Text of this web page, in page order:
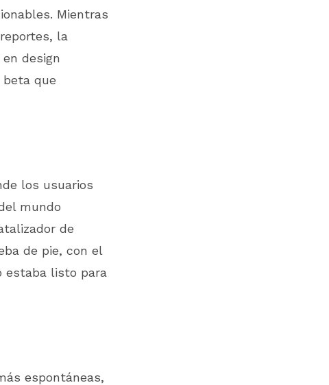
Mientras
la
design
que
los usuarios
mundo
de
de pie, con el
estaba listo para
espontáneas,